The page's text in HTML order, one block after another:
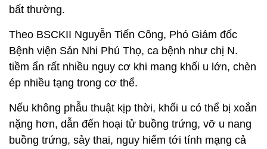
bất thường.
Theo BSCKII Nguyễn Tiến Công, Phó Giám đốc
Bệnh viện Sản Nhi Phú Thọ, ca bệnh như chị N.
tiềm ẩn rất nhiều nguy cơ khi mang khối u lớn, chèn
ép nhiều tạng trong cơ thể.
Nếu không phẫu thuật kịp thời, khối u có thể bị xoắn
nặng hơn, dẫn đến hoại tử buồng trứng, vỡ u nang
buồng trứng, sảy thai, nguy hiểm tới tính mạng cả